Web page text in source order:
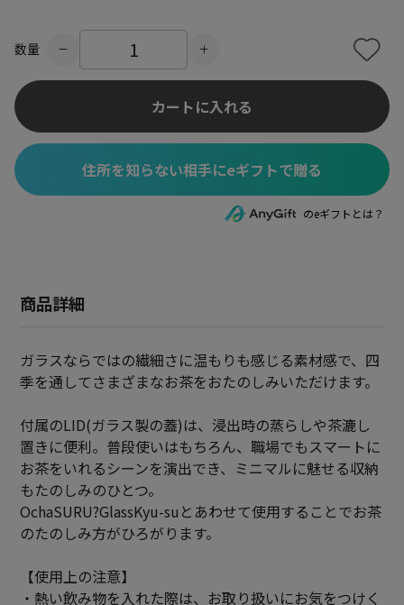
数量
カートに入れる
住所を知らない相手にeギフトで贈る
のeギフトとは？
商品詳細
ガラスならではの繊細さに温もりも感じる素材感で、四
季を通してさまざまなお茶をおたのしみいただけます。
付属のLID(ガラス製の蓋)は、浸出時の蒸らしや茶漉し
置きに便利。普段使いはもちろん、職場でもスマートに
お茶をいれるシーンを演出でき、ミニマルに魅せる収納
もたのしみのひとつ。
OchaSURU?GlassKyu-suとあわせて使用することでお茶
のたのしみ方がひろがります。
【使用上の注意】
・熱い飲み物を入れた際は、お取り扱いにお気をつけく